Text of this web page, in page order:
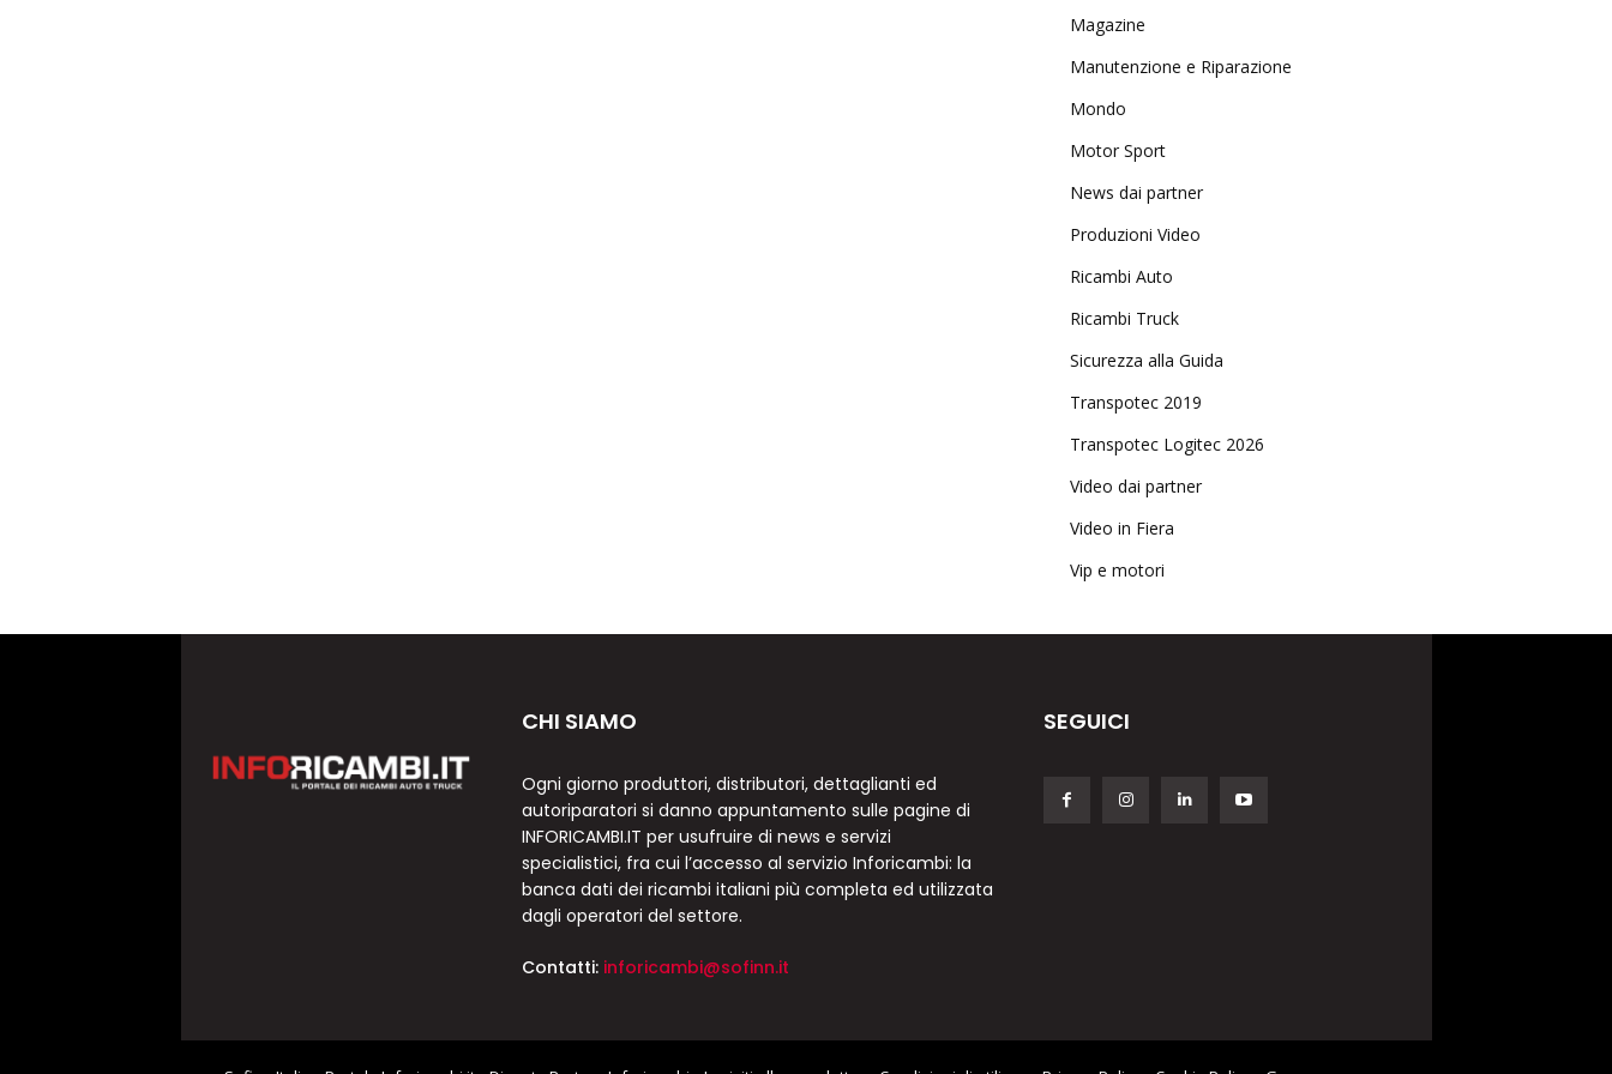
Magazine
Manutenzione e Riparazione
Mondo
Motor Sport
News dai partner
Produzioni Video
Ricambi Auto
Ricambi Truck
Sicurezza alla Guida
Transpotec 2019
Transpotec Logitec 2026
Video dai partner
Video in Fiera
Vip e motori
CHI SIAMO
Ogni giorno produttori, distributori, dettaglianti ed
autoriparatori si danno appuntamento sulle pagine di
INFORICAMBI.IT per usufruire di news e servizi
specialistici, fra cui l’accesso al servizio Inforicambi: la
banca dati dei ricambi italiani più completa ed utilizzata
dagli operatori del settore.
Contatti: inforicambi@sofinn.it
SEGUICI